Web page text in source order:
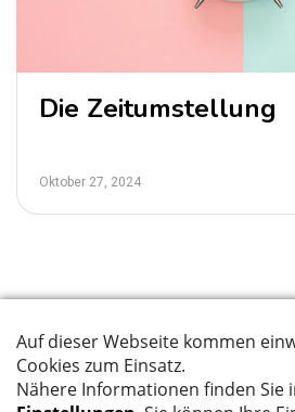
Die Zeitumstellung
Oktober 27, 2024